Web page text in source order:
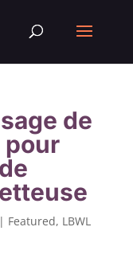
de
pour
Featured, LBWL